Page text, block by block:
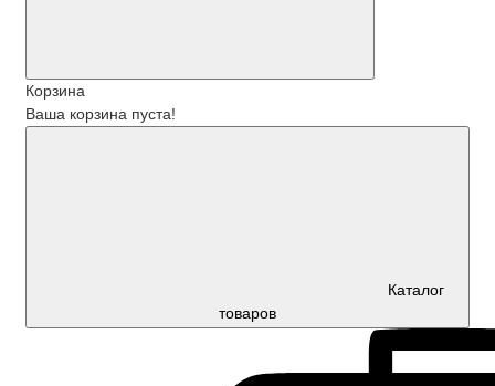
Корзина
Ваша корзина пуста!
Каталог
товаров